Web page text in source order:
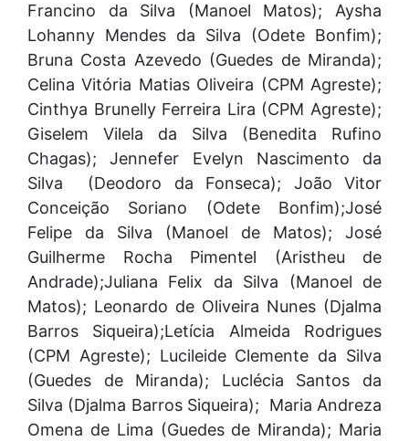
Francino da Silva (Manoel Matos); Aysha
Lohanny Mendes da Silva (Odete Bonfim);
Bruna Costa Azevedo (Guedes de Miranda);
Celina Vitória Matias Oliveira (CPM Agreste);
Cinthya Brunelly Ferreira Lira (CPM Agreste);
Giselem Vilela da Silva (Benedita Rufino
Chagas); Jennefer Evelyn Nascimento da
Silva (Deodoro da Fonseca); João Vitor
Conceição Soriano (Odete Bonfim);José
Felipe da Silva (Manoel de Matos); José
Guilherme Rocha Pimentel (Aristheu de
Andrade);Juliana Felix da Silva (Manoel de
Matos); Leonardo de Oliveira Nunes (Djalma
Barros Siqueira);Letícia Almeida Rodrigues
(CPM Agreste); Lucileide Clemente da Silva
(Guedes de Miranda); Luclécia Santos da
Silva (Djalma Barros Siqueira); Maria Andreza
Omena de Lima (Guedes de Miranda); Maria